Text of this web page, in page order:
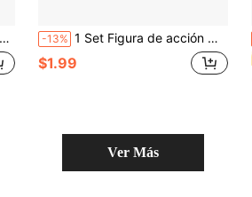
-13% 1 Set Figura de acción movible de ídolo de grupo femenino K-POP, muñeca coleccionable de personaje con tema musical completo para decoración de escritorio y regalo
$1.99
Ver Más